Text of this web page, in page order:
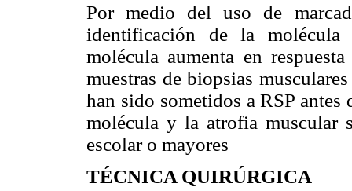
Por medio del uso de
identificación de la
molécula aumenta en
muestras de biopsias
han sido sometidos a RSP
molécula y la atrofia muscular
escolar o mayores
TÉCNICA QUIRÚRGICA